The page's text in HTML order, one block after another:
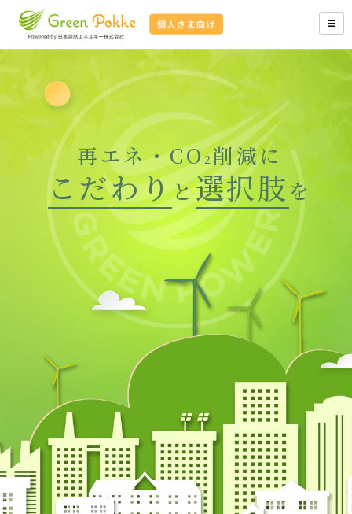
再エネ・CO2削減に
こだわりと選択肢 を